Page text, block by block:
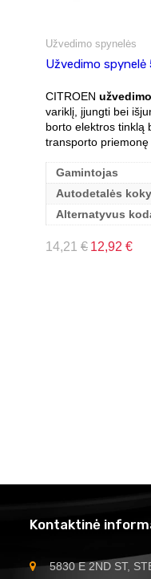
Užvedimo spynelės
Užvedimo
CITROEN
variklį, įjungti bei
borto elektros tinklą
transporto priemonę
Gamintojas
Autodetalės
Alternatyvus
14,21 € 12,92 €
Kontaktinė
5830 E 2ND ST,